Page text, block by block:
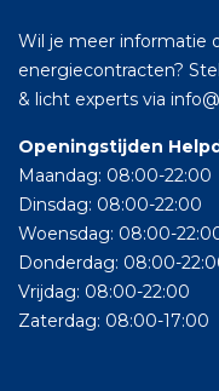
Wil je meer informatie
energiecontracten?
& licht experts via
Openingstijden
Maandag: 08:00-22:00
Dinsdag: 08:00-22:00
Woensdag: 08:00-
Donderdag: 08:00-
Vrijdag: 08:00-22:00
Zaterdag: 08:00-17:00